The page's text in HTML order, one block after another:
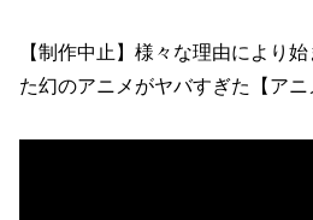
【制作中止】様々な理由により
た幻のアニメがヤバすぎた【アニ